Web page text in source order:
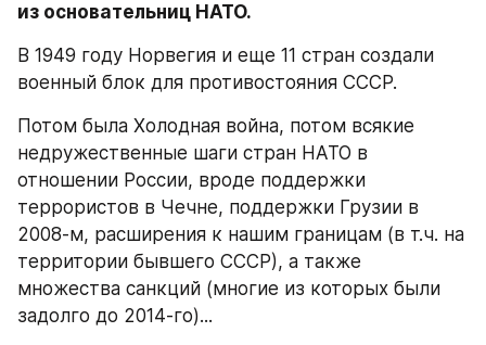
из основательниц НАТО.
В 1949 году Норвегия и еще 11 стран создали
военный блок для противостояния СССР.
Потом была Холодная война, потом всякие
недружественные шаги стран НАТО в
отношении России, вроде поддержки
террористов в Чечне, поддержки Грузии в
2008-м, расширения к нашим границам (в т.ч. на
территории бывшего СССР), а также
множества санкций (многие из которых были
задолго до 2014-го)...